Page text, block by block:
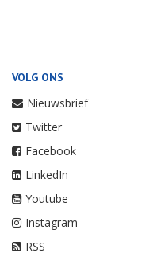
VOLG ONS
Nieuwsbrief
Twitter
Facebook
LinkedIn
Youtube
Instagram
RSS